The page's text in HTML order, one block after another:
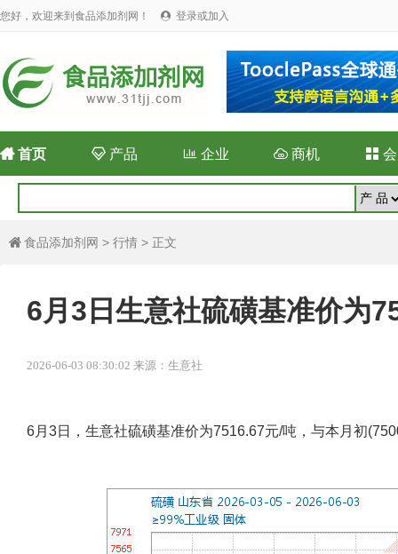
您好，欢迎来到食品添加剂网！  登录或加入
首页 产品 企业  商机 
 食品添加剂网 > 行情 > 正文
6月3日生意社硫磺基准价为
2026-06-03 08:30:02 来源：生意社
6月3日，生意社硫磺基准价为7516.67元/吨，与本月初